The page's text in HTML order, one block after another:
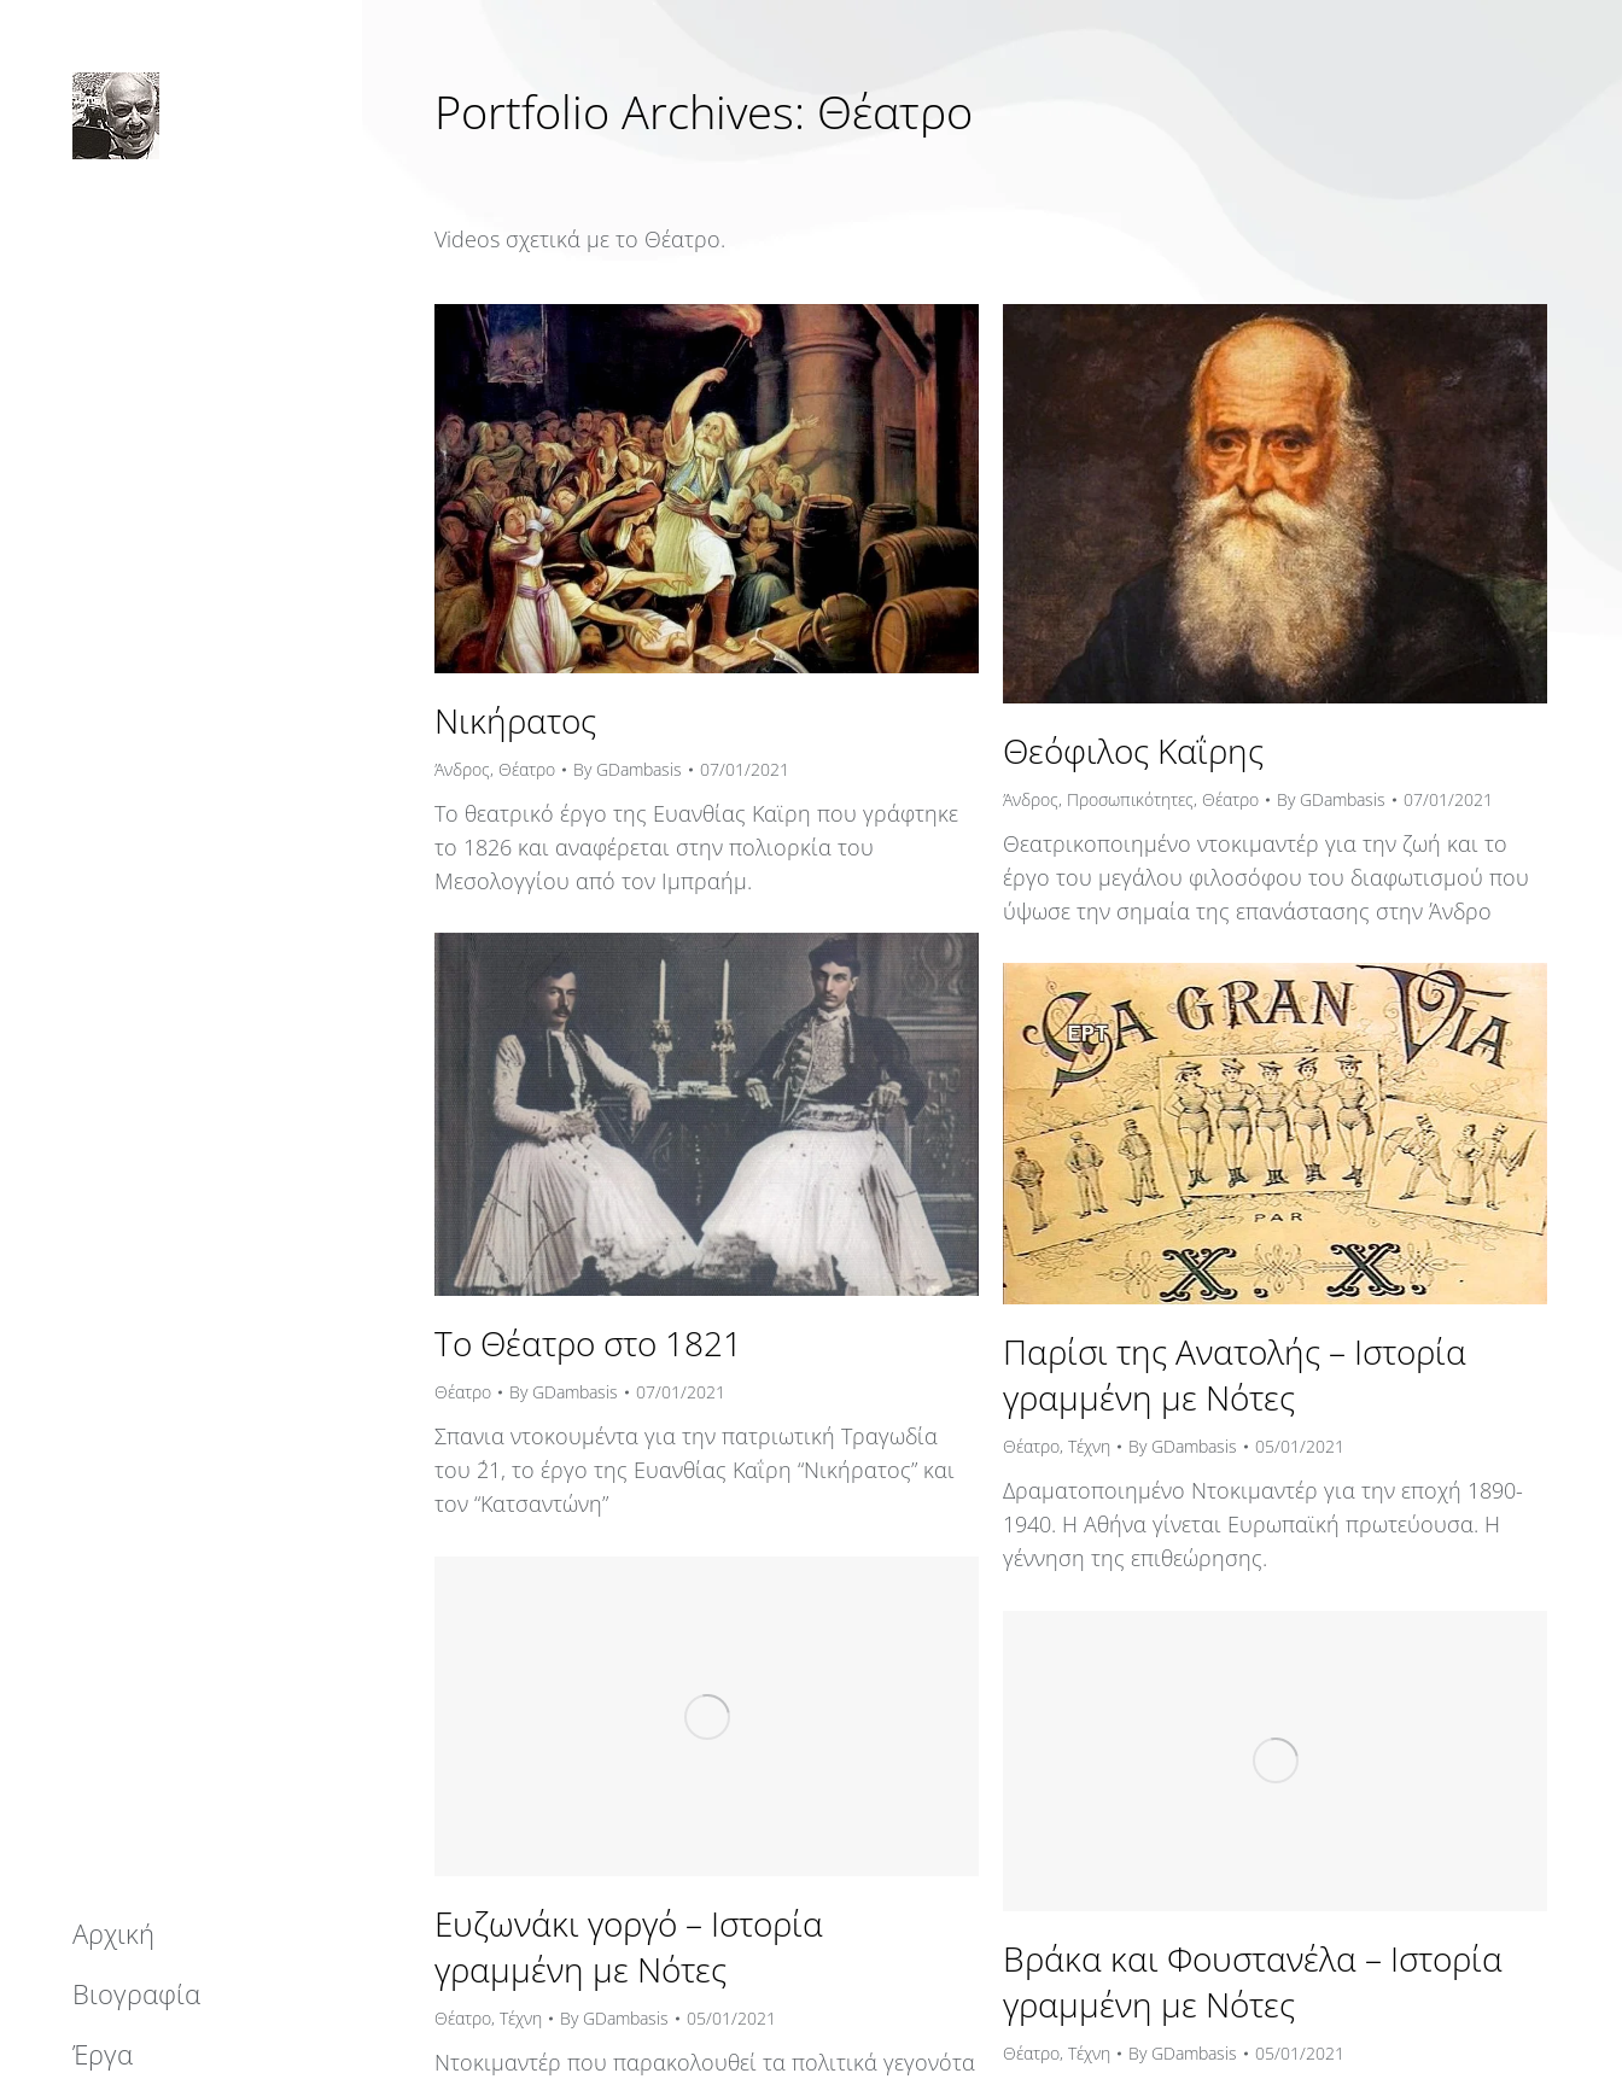
Αρχική
Βιογραφία
Έργα
Portfolio Archives: Θέατρο
Videos σχετικά με το Θέατρο.
Νικήρατος
Άνδρος, Θέατρο By GDambasis 07/01/2021
Το θεατρικό έργο της Ευανθίας Καϊρη που γράφτηκε
το 1826 και αναφέρεται στην πολιορκία του
Μεσολογγίου από τον Ιμπραήμ.
Θεόφιλος Καΐρης
Άνδρος, Προσωπικότητες, Θέατρο By GDambasis 07/01/2021
Θεατρικοποιημένο ντοκιμαντέρ για την ζωή και το
έργο του μεγάλου φιλοσόφου του διαφωτισμού που
ύψωσε την σημαία της επανάστασης στην Άνδρο
Το Θέατρο στο 1821
Θέατρο By GDambasis 07/01/2021
Σπανια ντοκουμέντα για την πατριωτική Τραγωδία
του ΄21, το έργο της Ευανθίας Καΐρη “Νικήρατος” και
τον “Κατσαντώνη”
Παρίσι της Ανατολής – Ιστορία
γραμμένη με Νότες
Θέατρο, Τέχνη By GDambasis 05/01/2021
Δραματοποιημένο Ντοκιμαντέρ για την εποχή 1890-
1940. Η Αθήνα γίνεται Ευρωπαϊκή πρωτεύουσα. Η
γέννηση της επιθεώρησης.
Ευζωνάκι γοργό – Ιστορία
γραμμένη με Νότες
Θέατρο, Τέχνη By GDambasis 05/01/2021
Ντοκιμαντέρ που παρακολουθεί τα πολιτικά γεγονότα
Βράκα και Φουστανέλα – Ιστορία
γραμμένη με Νότες
Θέατρο, Τέχνη By GDambasis 05/01/2021